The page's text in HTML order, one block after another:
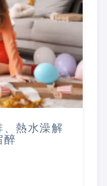
、熱水澡解
醉